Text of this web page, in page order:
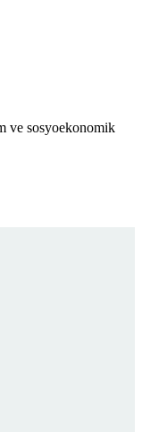
ve sosyoekonomik